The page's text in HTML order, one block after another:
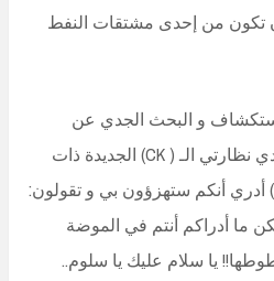
أن تكون من إحدى مشتقات النفط
و البحث الجدي عن
طريدة، قبل ذلك دعوني أرتدي نظارتي الـ ( CK) الجديدة ذات
أدري أنكم ستهزؤون بي و تقولون:
ما أدراكم أنتم في الموضة
يا سلام عليك يا سلوم..